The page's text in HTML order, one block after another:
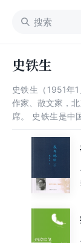
史铁生
史铁生（1951年
作家、散文家，
席。 史铁生是中
析维持生命，自
日，他因突发脑